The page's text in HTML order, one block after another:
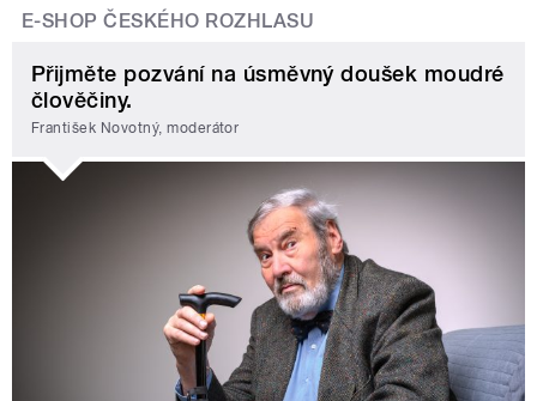
E-SHOP ČESKÉHO ROZHLASU
Přijměte pozvání na úsměvný doušek moudré
člověčiny.
František Novotný, moderátor